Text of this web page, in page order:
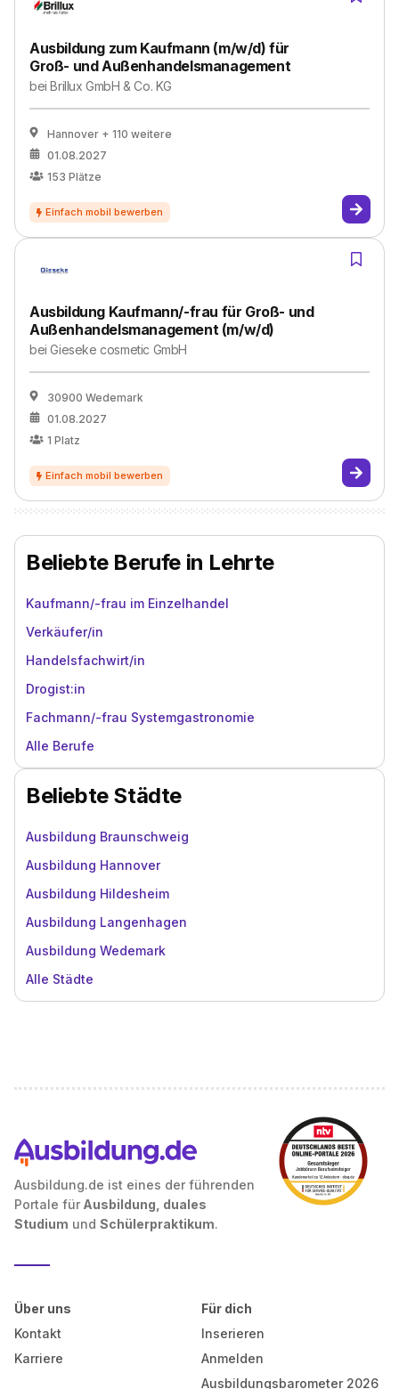
Ausbildung zum Kaufmann (m/w/d) für
Groß- und Außenhandelsmanagement
beiBrillux GmbH & Co. KG
Hannover + 110 weitere
01.08.2027
153 Plätze
Ausbildung Kaufmann/-frau für Groß- und
Außenhandelsmanagement (m/w/d)
beiGieseke cosmetic GmbH
30900 Wedemark
01.08.2027
1 Platz
Beliebte Berufe in Lehrte
Kaufmann/-frau im Einzelhandel
Verkäufer/in
Handelsfachwirt/in
Drogist:in
Fachmann/-frau Systemgastronomie
Alle Berufe
Beliebte Städte
Ausbildung Braunschweig
Ausbildung Hannover
Ausbildung Hildesheim
Ausbildung Langenhagen
Ausbildung Wedemark
Alle Städte
Ausbildung.de ist eines der führenden
Portale für Ausbildung, duales
Studium und Schülerpraktikum.
Über uns
Kontakt
Karriere
Für dich
Inserieren
Anmelden
Ausbildungsbarometer 2026